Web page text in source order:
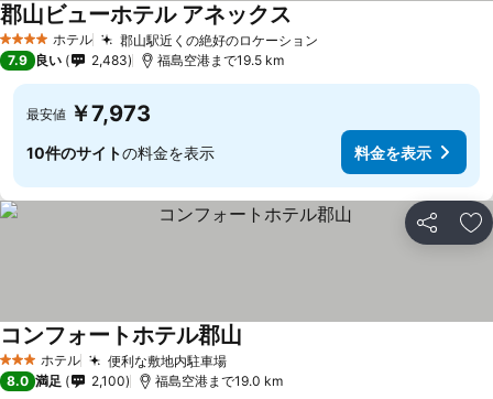
4 ホテルのランク
ホテル 郡山駅近くの絶好のロケーション
郡山ビューホテル アネックス
7.9 良い 2,483 福島空港まで19.5 km
最安値 ￥7,973
10件のサイトの料金を表示 料金を表示
シェア お
3 ホテルのランク
ホテル 便利な敷地内駐車場
コンフォートホテル郡山
8.0 満足 2,100 福島空港まで19.0 km